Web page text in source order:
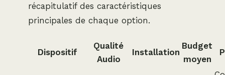
récapitulatif des caractéristiques
principales de chaque option.
Dispositif
Qualité
Audio
Installation
Budget
moyen